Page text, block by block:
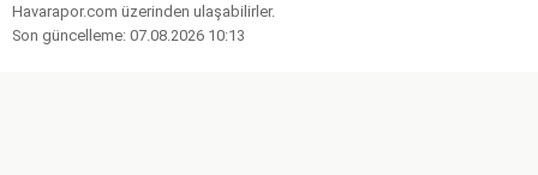
Havarapor.com üzerinden ulaşabilirler.
Son güncelleme: 07.08.2026 10:13